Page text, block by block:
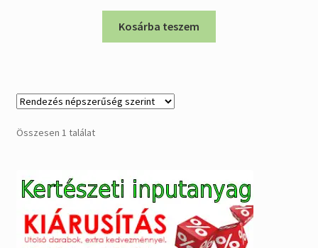
Kosárba teszem
Összesen 1 találat